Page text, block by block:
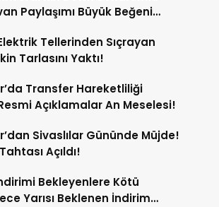
Paylaşımı Büyük Beğeni
Tellerinden Sıçrayan
Tarlasını Yaktı!
Transfer Hareketliliği
Açıklamalar An Meselesi!
Sivaslılar Gününde Müjde!
Açıldı!
Bekleyenlere Kötü
Yarısı Beklenen İndirim